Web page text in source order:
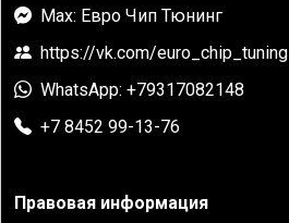
Max: Евро Чип Тюнинг
https://vk.com/euro_chip_tuning
WhatsApp: +79317082148
+7 8452 99-13-76
Правовая информация